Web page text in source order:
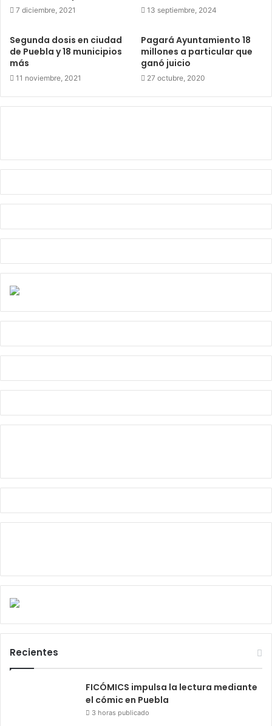
7 diciembre, 2021 13 septiembre, 2024
Segunda dosis en ciudad
de Puebla y 18 municipios
más
11 noviembre, 2021
Pagará Ayuntamiento 18
millones a particular que
ganó juicio
27 octubre, 2020
Recientes
FICÓMICS impulsa la lectura mediante
el cómic en Puebla
3 horas publicado